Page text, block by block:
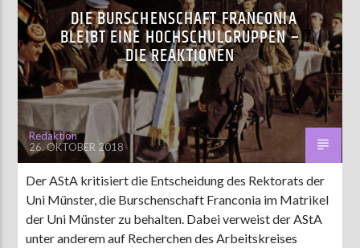
DIE BURSCHENSCHAFT FRANCONIA
BLEIBT EINE HOCHSCHULGRUPPEN –
DIE REAKTIONEN
Redaktion
26. OKTOBER 2018
Der AStA kritisiert die Entscheidung des Rektorats der
Uni Münster, die Burschenschaft Franconia im Matrikel
der Uni Münster zu behalten. Dabei verweist der AStA
unter anderem auf Recherchen des Arbeitskreises